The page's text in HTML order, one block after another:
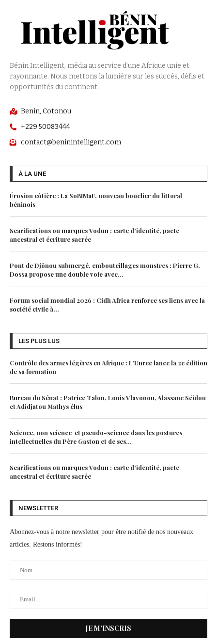
Bénin Intelligent, média au service d’une Afrique unie et
rayonnante. Nous mettons la lumière sur les succès, défis et
opportunités du continent.
Benin, Cotonou
+229 50083444
contact@beninintelligent.com
À LA UNE
Érosion côtière : La SoBIMaF, nouveau bouclier du littoral
béninois
Scarifications ou marques Vodun : carte d’identité, pacte
ancestral et écriture sacrée
Pont de Djônou submergé, embouteillages monstres : Pierre G.
Dossa propose une double voie avec...
Forum social mondial 2026 : Cidh Africa renforce ses liens avec la
société civile à...
LES PLUS LUS
Contrôle des armes légères en Afrique : L’Unrec lance la 2e édition
de sa formation
Bureau du Sénat : Patrice Talon, Louis Vlavonou, Alassane Séidou
et Adidjatou Mathys élus
Science, non science et pseudo-science dans les postures
intellectuelles du Père Gaston et de ses...
Scarifications ou marques Vodun : carte d’identité, pacte
ancestral et écriture sacrée
NEWSLETTER
Abonnez-vous à notre newsletter pour être notifié de nos nouveaux
articles. Restons informés!